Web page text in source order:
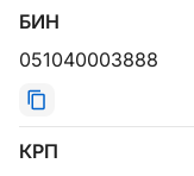
БИН
051040003888
КРП